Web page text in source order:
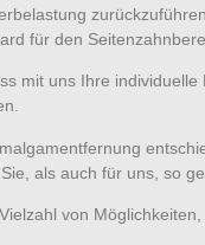
für den
mit uns Ihre
als auch für uns, so
von